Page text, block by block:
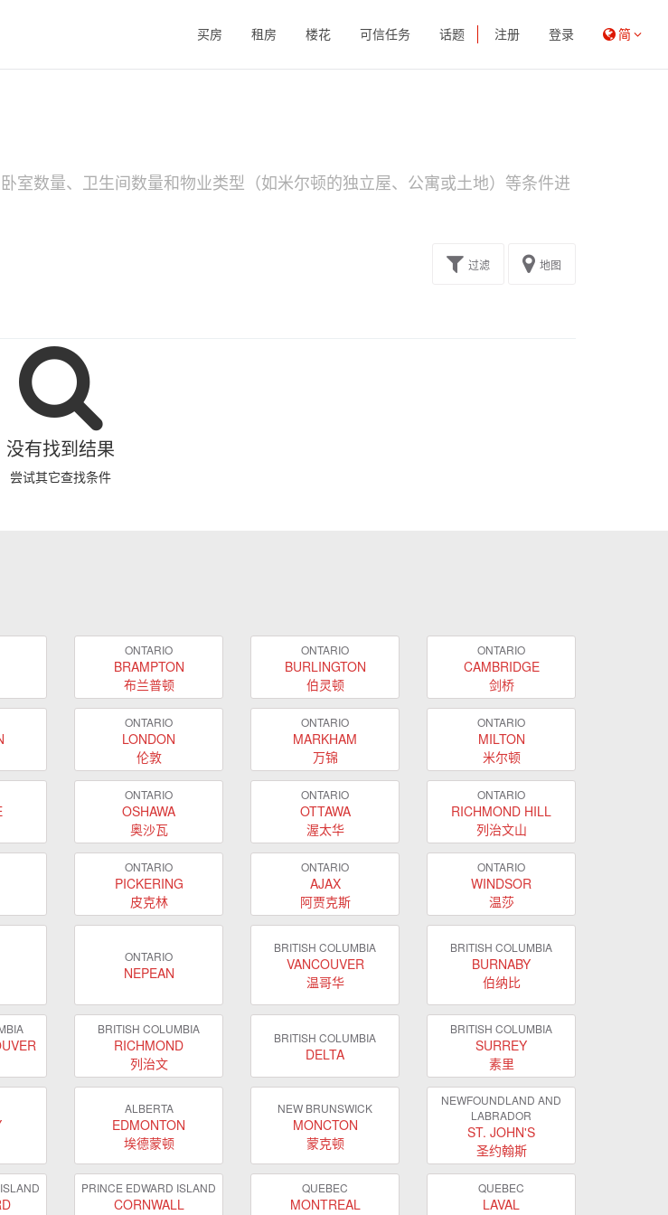
买房 租房 楼花 可信任务 话题 注册 登录 简
室数量、卫生间数量和物业类型（如米尔顿的独立屋、公寓或土地）等条件进
过滤 地图
没有找到结果
尝试其它查找条件
ONTARIO
BRAMPTON
布兰普顿
ONTARIO
BURLINGTON
伯灵顿
ONTARIO
CAMBRIDGE
剑桥
ONTARIO
LONDON
伦敦
ONTARIO
MARKHAM
万锦
ONTARIO
MILTON
米尔顿
ONTARIO
OSHAWA
奥沙瓦
ONTARIO
OTTAWA
渥太华
ONTARIO
RICHMOND HILL
列治文山
ONTARIO
PICKERING
皮克林
ONTARIO
AJAX
阿贾克斯
ONTARIO
WINDSOR
温莎
ONTARIO
NEPEAN
BRITISH COLUMBIA
VANCOUVER
温哥华
BRITISH COLUMBIA
BURNABY
伯纳比
BRITISH COLUMBIA
RICHMOND
列治文
BRITISH COLUMBIA
DELTA
BRITISH COLUMBIA
SURREY
素里
ALBERTA
EDMONTON
埃德蒙顿
NEW BRUNSWICK
MONCTON
蒙克顿
NEWFOUNDLAND AND
LABRADOR
ST. JOHN'S
圣约翰斯
PRINCE EDWARD ISLAND
CORNWALL
QUEBEC
MONTREAL
QUEBEC
LAVAL